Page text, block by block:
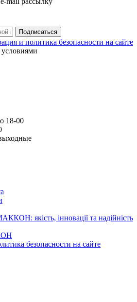
Подписаться
и политика безопасности на сайте
условиями
18-00
якість, інновації та надійність
безопасности на сайте